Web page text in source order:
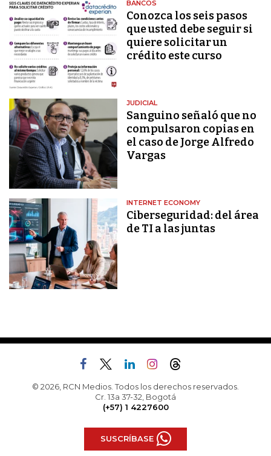
BANCOS
Conozca los seis pasos
que usted debe seguir si
quiere solicitar un
crédito este curso
JUDICIAL
Sanguino señaló que no
compulsaron copias en
el caso de Jorge Alfredo
Vargas
INTERNET ECONOMY
Ciberseguridad: del área
de TI a las juntas
© 2026, RCN Medios. Todos los derechos reservados.
Cr. 13a 37-32, Bogotá
(+57) 1 4227600
SUSCRÍBASE